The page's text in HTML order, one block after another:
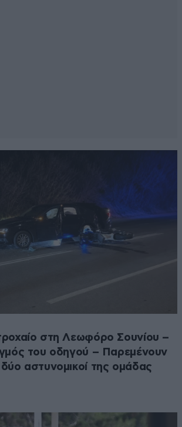
στη Λεωφόρο Σουνίου –
του οδηγού – Παρεμένουν
αστυνομικοί της ομάδας